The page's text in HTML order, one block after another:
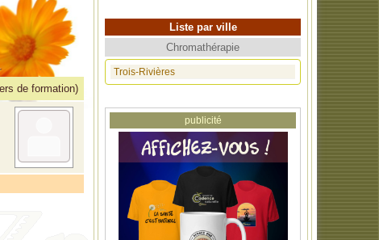
Liste par ville
Chromathérapie
Trois-Rivières
publicité
de formation)